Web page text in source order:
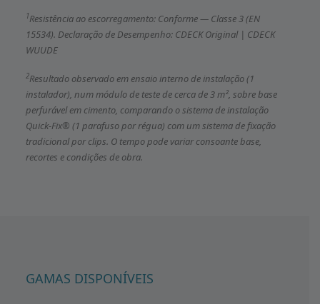
1Resistência ao escorregamento: Conforme — Classe 3 (EN
15534). Declaração de Desempenho: CDECK Original| CDECK
WUUDE
2Resultado observado em ensaio interno de instalação (1
instalador), num módulo de teste de cerca de 3 m², sobre base
perfurável em cimento, comparando o sistema de instalação
Quick-Fix® (1 parafuso por régua) com um sistema de fixação
tradicional por clips. O tempo pode variar consoante base,
recortes e condições de obra.
GAMAS DISPONÍVEIS